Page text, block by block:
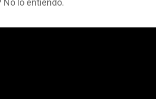
No lo entiendo.